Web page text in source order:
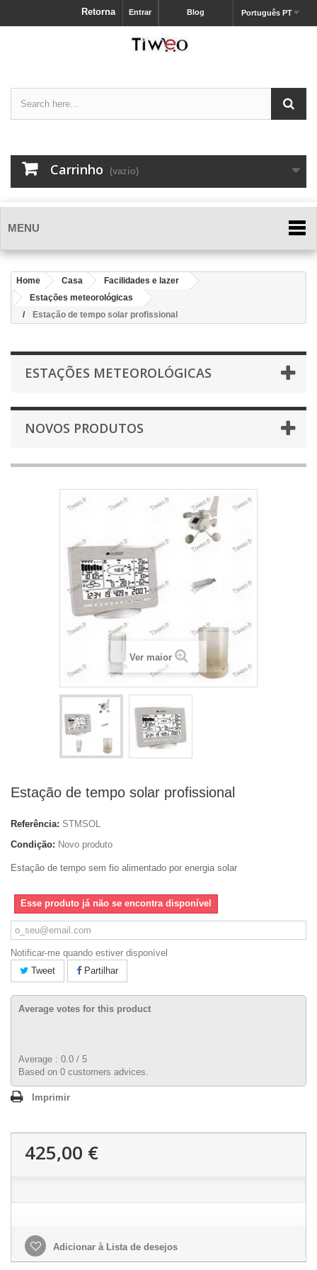
Português PT
Blog
Entrar
Retorna
Carrinho (vazio)
MENU
Home Casa
Facilidades e lazer
Estações meteorológicas
Estação de tempo solar profissional
ESTAÇÕES METEOROLÓGICAS
NOVOS PRODUTOS
Ver maior
Estação de tempo solar profissional
Referência: STMSOL
Condição: Novo produto
Estação de tempo sem fio alimentado por energia solar
Esse produto já não se encontra disponível
Notificar-me quando estiver disponível
Tweet
Partilhar
Average votes for this product
Average : 0.0 / 5
Based on 0 customers advices.
Imprimir
425,00 €
Adicionar à Lista de desejos